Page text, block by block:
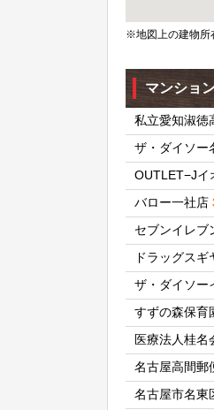
※地図上の建物所
マンショ
私立愛知淑徳
ザ・ダイソー
OUTLET−Jイ
バロー一社店
セブンイレブ
ドラッグス
ザ・ダイソー
すずの森保育
医療法人桂名
名古屋高間郵
名古屋市名東